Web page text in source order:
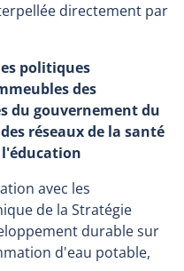
directement par
politiques
des
du gouvernement du
réseaux de la santé
l'éducation
avec les
de la Stratégie
durable sur
d'eau potable,